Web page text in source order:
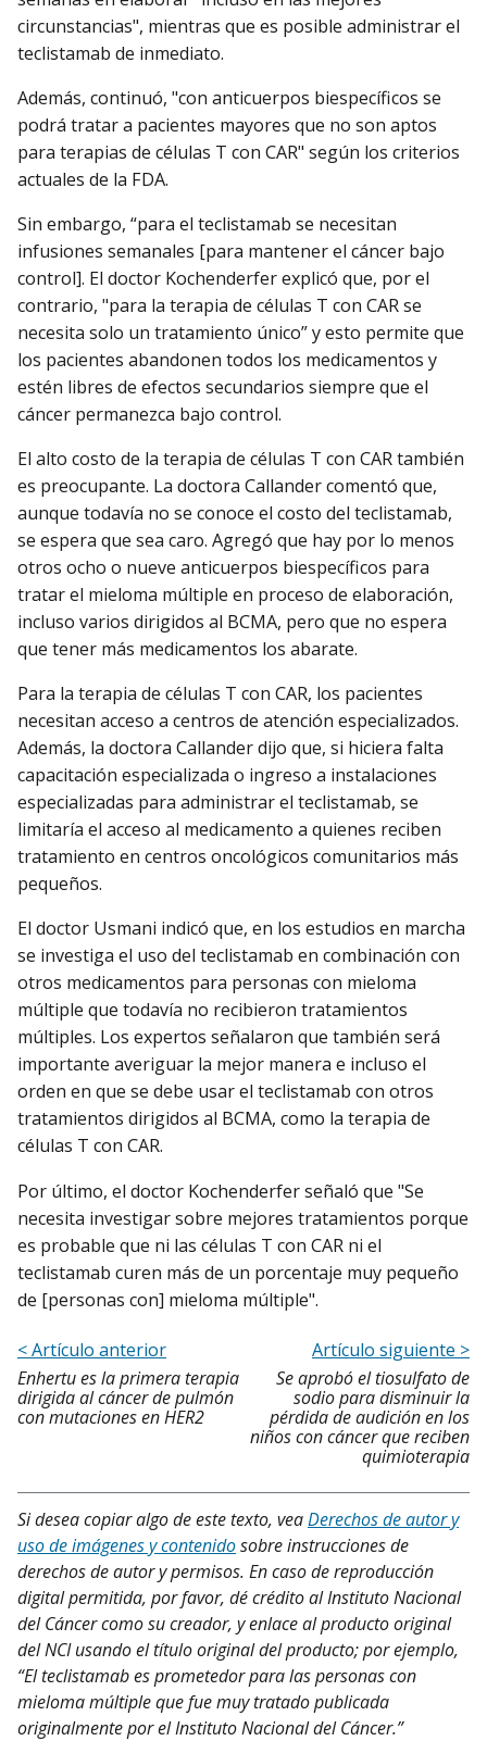
circunstancias", mientras que es posible administrar el
teclistamab de inmediato.
Además, continuó, "con anticuerpos biespecíficos se
podrá tratar a pacientes mayores que no son aptos
para terapias de células T con CAR" según los criterios
actuales de la FDA.
Sin embargo, “para el teclistamab se necesitan
infusiones semanales [para mantener el cáncer bajo
control]. El doctor Kochenderfer explicó que, por el
contrario, "para la terapia de células T con CAR se
necesita solo un tratamiento único” y esto permite que
los pacientes abandonen todos los medicamentos y
estén libres de efectos secundarios siempre que el
cáncer permanezca bajo control.
El alto costo de la terapia de células T con CAR también
es preocupante. La doctora Callander comentó que,
aunque todavía no se conoce el costo del teclistamab,
se espera que sea caro. Agregó que hay por lo menos
otros ocho o nueve anticuerpos biespecíficos para
tratar el mieloma múltiple en proceso de elaboración,
incluso varios dirigidos al BCMA, pero que no espera
que tener más medicamentos los abarate.
Para la terapia de células T con CAR, los pacientes
necesitan acceso a centros de atención especializados.
Además, la doctora Callander dijo que, si hiciera falta
capacitación especializada o ingreso a instalaciones
especializadas para administrar el teclistamab, se
limitaría el acceso al medicamento a quienes reciben
tratamiento en centros oncológicos comunitarios más
pequeños.
El doctor Usmani indicó que, en los estudios en marcha
se investiga el uso del teclistamab en combinación con
otros medicamentos para personas con mieloma
múltiple que todavía no recibieron tratamientos
múltiples. Los expertos señalaron que también será
importante averiguar la mejor manera e incluso el
orden en que se debe usar el teclistamab con otros
tratamientos dirigidos al BCMA, como la terapia de
células T con CAR.
Por último, el doctor Kochenderfer señaló que "Se
necesita investigar sobre mejores tratamientos porque
es probable que ni las células T con CAR ni el
teclistamab curen más de un porcentaje muy pequeño
de [personas con] mieloma múltiple".
< Artículo anterior
Enhertu es la primera terapia
dirigida al cáncer de pulmón
con mutaciones en HER2
Artículo siguiente >
Se aprobó el tiosulfato de
sodio para disminuir la
pérdida de audición en los
niños con cáncer que reciben
quimioterapia
Si desea copiar algo de este texto, veaDerechos de autor y
uso de imágenes y contenidosobre instrucciones de
derechos de autor y permisos. En caso de reproducción
digital permitida, por favor, dé crédito al Instituto Nacional
del Cáncer como su creador, y enlace al producto original
del NCI usando el título original del producto; por ejemplo,
“El teclistamab es prometedor para las personas con
mieloma múltiple que fue muy tratado publicada
originalmente por el Instituto Nacional del Cáncer.”